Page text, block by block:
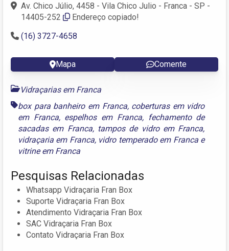
Av. Chico Júlio, 4458 - Vila Chico Julio - Franca - SP -
14405-252
Endereço copiado!
(16) 3727-4658
Mapa Comente
Vidraçarias em Franca
box para banheiro em Franca, coberturas em vidro
em Franca, espelhos em Franca, fechamento de
sacadas em Franca, tampos de vidro em Franca,
vidraçaria em Franca, vidro temperado em Francae
vitrine em Franca
Pesquisas Relacionadas
Whatsapp Vidraçaria Fran Box
Suporte Vidraçaria Fran Box
Atendimento Vidraçaria Fran Box
SAC Vidraçaria Fran Box
Contato Vidraçaria Fran Box